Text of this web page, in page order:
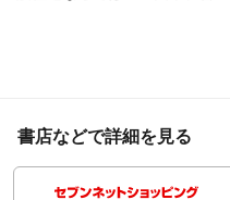
書店などで詳細を見る